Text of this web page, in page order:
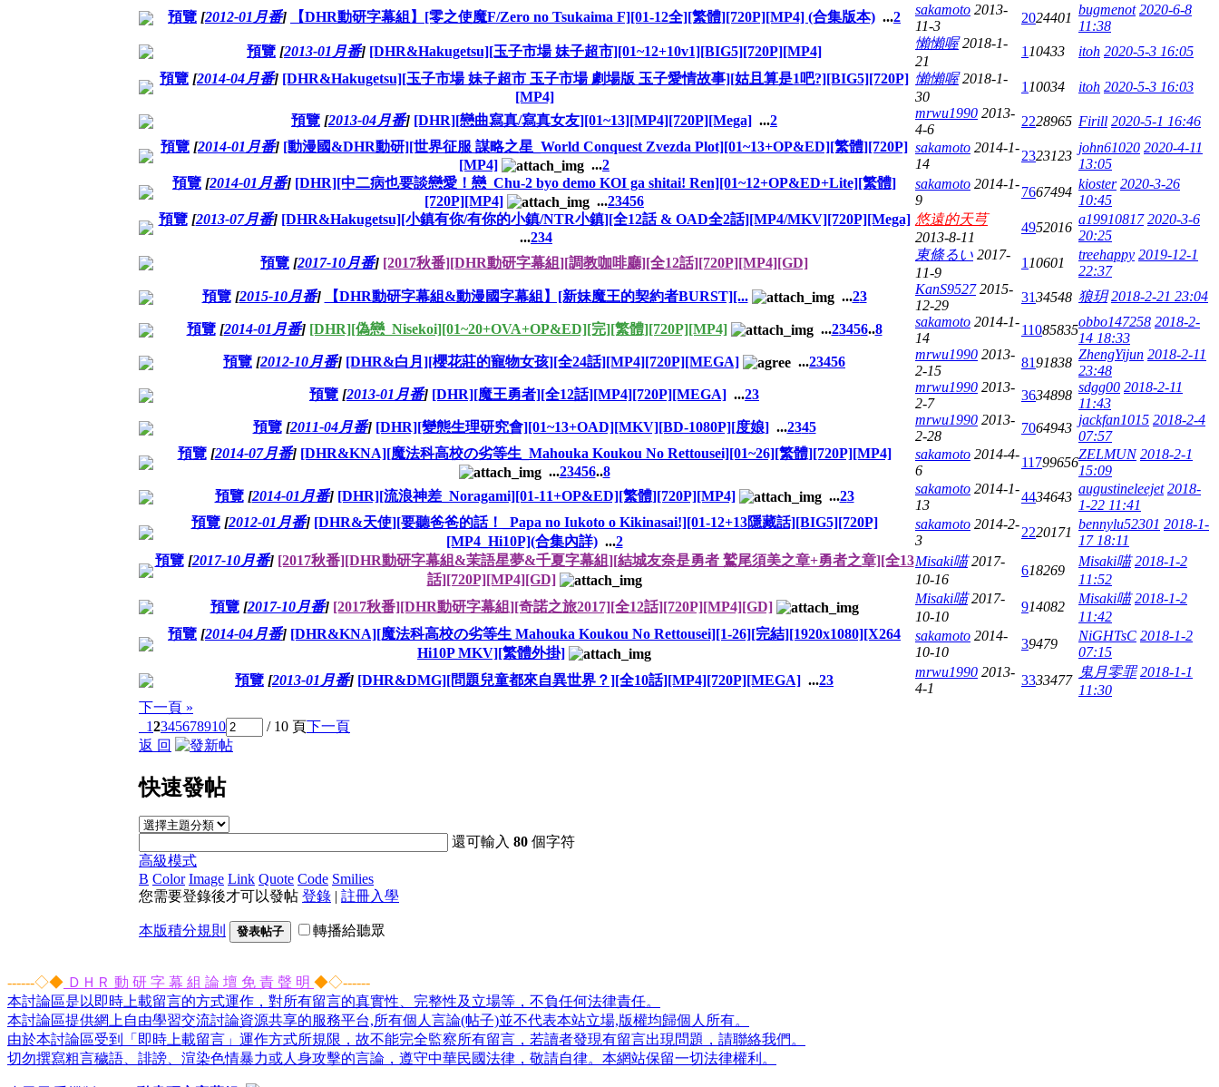
預覽 [2012-01月番] 【DHR動研字幕組】[零之使魔F/Zero no Tsukaima F][01-12全][繁體][720P][MP4] (合集版本) ...2 sakamoto 2013-
11-3
2024401
bugmenot 2020-6-8
11:38
預覽 [2013-01月番] [DHR&Hakugetsu][玉子市場 妹子超市][01~12+10v1][BIG5][720P][MP4]
懶懶喔 2018-1-
21
1 10433 itoh 2020-5-3 16:05
預覽 [2014-04月番] [DHR&Hakugetsu][玉子市場 妹子超市 玉子市場 劇場版 玉子愛情故事][姑且算是1吧?][BIG5][720P]
[MP4]
懶懶喔 2018-1-
30
1 10034 itoh 2020-5-3 16:03
預覽 [2013-04月番] [DHR][戀曲寫真/寫真女友][01~13][MP4][720P][Mega] ...2 mrwu1990 2013-
4-6
2228965 Firill 2020-5-1 16:46
預覽 [2014-01月番] [動漫國&DHR動研][世界征服 謀略之星_World Conquest Zvezda Plot][01~13+OP&ED][繁體][720P]
[MP4]
...2
sakamoto 2014-1-
14
2323123
john61020 2020-4-11
13:05
預覽 [2014-01月番] [DHR][中二病也要談戀愛！戀_Chu-2 byo demo KOI ga shitai! Ren][01~12+OP&ED+Lite][繁體]
[720P][MP4]
...23456
sakamoto 2014-1-
9
7667494
kioster 2020-3-26
10:45
預覽 [2013-07月番] [DHR&Hakugetsu][小鎮有你/有你的小鎮/NTR小鎮][全12話 & OAD全2話][MP4/MKV][720P][Mega]
...234
悠遠的天芎
2013-8-11
4952016
a19910817 2020-3-6
20:25
預覽 [2017-10月番] [2017秋番][DHR動研字幕組][調教咖啡廳][全12話][720P][MP4][GD]
東條るい 2017-
11-9
1 10601
treehappy 2019-12-1
22:37
預覽 [2015-10月番] 【DHR動研字幕組&動漫國字幕組】[新妹魔王的契約者BURST][... ...23 KanS9527 2015-
12-29
3134548 狼玥 2018-2-21 23:04
預覽 [2014-01月番] [DHR][偽戀_Nisekoi][01~20+OVA+OP&ED][完][繁體][720P][MP4] ...23456..8 sakamoto 2014-1-
14
11085835
obbo147258 2018-2-
14 18:33
預覽 [2012-10月番] [DHR&白月][櫻花莊的寵物女孩][全24話][MP4][720P][MEGA] ...23456 mrwu1990 2013-
2-15
8191838
ZhengYijun 2018-2-11
23:48
預覽 [2013-01月番] [DHR][魔王勇者][全12話][MP4][720P][MEGA] ...23 mrwu1990 2013-
2-7
3634898
sdgg00 2018-2-11
11:43
預覽 [2011-04月番] [DHR][變態生理研究會][01~13+OAD][MKV][BD-1080P][度娘] ...2345 mrwu1990 2013-
2-28
7064943
jackfan1015 2018-2-4
07:57
預覽 [2014-07月番] [DHR&KNA][魔法科高校の劣等生_Mahouka Koukou No Rettousei][01~26][繁體][720P][MP4]
...23456..8
sakamoto 2014-4-
6
11799656
ZELMUN 2018-2-1
15:09
預覽 [2014-01月番] [DHR][流浪神差_Noragami][01-11+OP&ED][繁體][720P][MP4] ...23 sakamoto 2014-1-
13
4434643
augustineleejet 2018-
1-22 11:41
預覽 [2012-01月番] [DHR&天使][要聽爸爸的話！_Papa no Iukoto o Kikinasai!][01-12+13隱藏話][BIG5][720P]
[MP4_Hi10P](合集內詳) ...2
sakamoto 2014-2-
3
2220171
bennylu52301 2018-1-
17 18:11
預覽 [2017-10月番] [2017秋番][DHR動研字幕組&茉語星夢&千夏字幕組][結城友奈是勇者 鷲尾須美之章+勇者之章][全13
話][720P][MP4][GD]
Misaki喵 2017-
10-16
618269
Misaki喵 2018-1-2
11:52
預覽 [2017-10月番] [2017秋番][DHR動研字幕組][奇諾之旅2017][全12話][720P][MP4][GD]
Misaki喵 2017-
10-10
914082
Misaki喵 2018-1-2
11:42
預覽 [2014-04月番] [DHR&KNA][魔法科高校の劣等生 Mahouka Koukou No Rettousei][1-26][完結][1920x1080][X264
Hi10P MKV][繁體外掛]
sakamoto 2014-
10-10
39479
NiGHTsC 2018-1-2
07:15
預覽 [2013-01月番] [DHR&DMG][問題兒童都來自異世界？][全10話][MP4][720P][MEGA] ...23
mrwu1990 2013-
4-1
3333477
鬼月零罪 2018-1-1
11:30
下一頁 »
12345678910 / 10 頁下一頁
返 回
快速發帖
還可輸入80 個字符
高級模式
B Color Image Link Quote Code Smilies
您需要登錄後才可以發帖 登錄 | 註冊入學
本版積分規則 發表帖子 轉播給聽眾
------◇◆ ＤＨＲ 動 研 字 幕 組 論 壇 免 責 聲 明 ◆◇------
本討論區是以即時上載留言的方式運作，對所有留言的真實性、完整性及立場等，不負任何法律責任。
本討論區提供網上自由學習交流討論資源共享的服務平台,所有個人言論(帖子)並不代表本站立場,版權均歸個人所有。
由於本討論區受到「即時上載留言」運作方式所規限，故不能完全監察所有留言，若讀者發現有留言出現問題，請聯絡我們。
切勿撰寫粗言穢語、誹謗、渲染色情暴力或人身攻擊的言論，遵守中華民國法律，敬請自律。本網站保留一切法律權利。